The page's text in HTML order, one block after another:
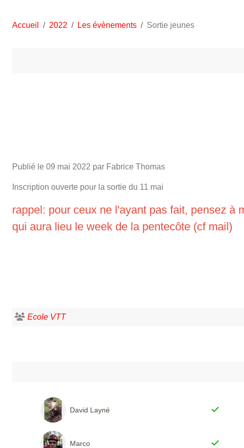
Accueil 2022 Les évènements Sortie jeunes
Publié le 09 mai 2022 par Fabrice Thomas
Inscription ouverte pour la sortie du 11 mai
rappel: pour ceux ne l'ayant pas fait, pensez à
qui aura lieu le week de la pentecôte (cf mail)
Ecole VTT
David Layné
Marco